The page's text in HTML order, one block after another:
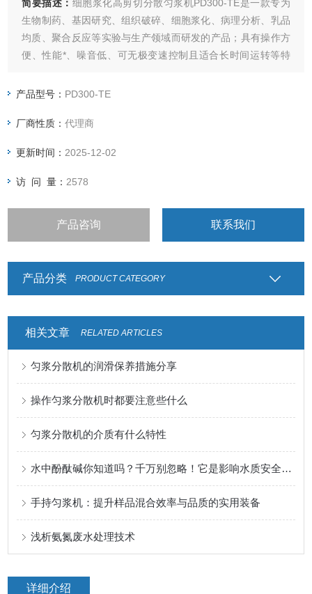
简要描述： 细胞浆化高剪切分散匀浆机PD300-TE是一款专为
生物制药、基因研究、组织破碎、细胞浆化、病理分析、乳品
均质、聚合反应等实验与生产领域而研发的产品；具有操作方
便、性能*、噪音低、可无极变速控制且适合长时间运转等特
产品型号： PD300-TE
厂商性质：代理商
更新时间： 2025-12-02
访 问 量： 2578
产品咨询 联系我们
产品分类 PRODUCT CATEGORY
相关文章 RELATED ARTICLES
匀浆分散机的润滑保养措施分享
操作匀浆分散机时都要注意些什么
匀浆分散机的介质有什么特性
水中酚酞碱你知道吗？千万别忽略！它是影响水质安全的重要指标
手持匀浆机：提升样品混合效率与品质的实用装备
浅析氨氮废水处理技术
详细介绍